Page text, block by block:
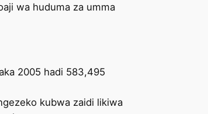
wa huduma za umma
2005 hadi 583,495
kubwa zaidi likiwa